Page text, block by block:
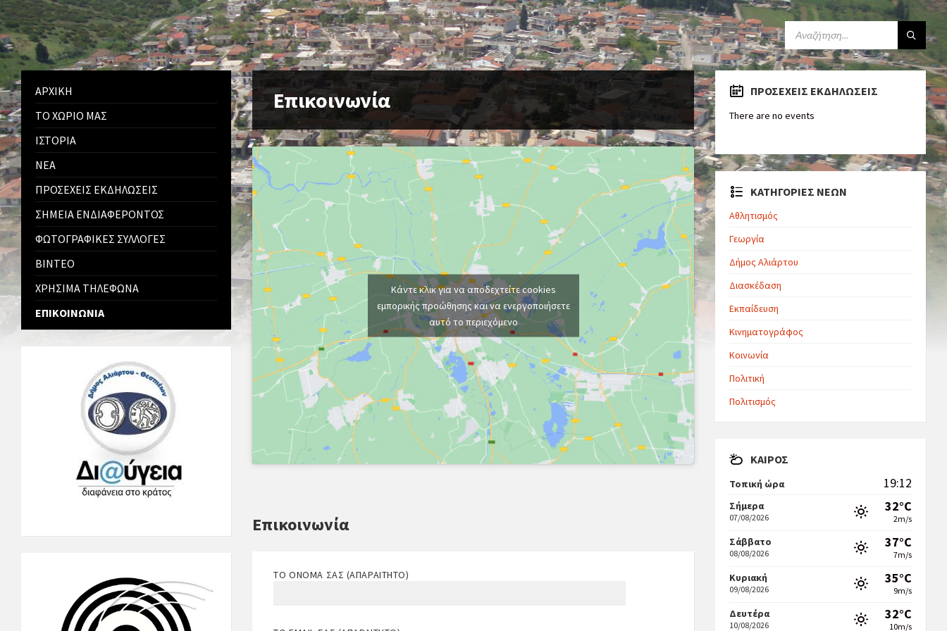
Επικοινωνία
Κάντε κλικ για να αποδεχτείτε cookies
εμπορικής προώθησης και να ενεργοποιήσετε
αυτό το περιεχόμενο
Επικοινωνία
ΤΟ ΌΝΟΜΆ ΣΑΣ (ΑΠΑΡΑΊΤΗΤΟ)
ΑΡΧΙΚΉ
ΤΟ ΧΩΡΙΌ ΜΑΣ
ΙΣΤΟΡΊΑ
ΝΈΑ
ΠΡΟΣΕΧΕΊΣ ΕΚΔΗΛΏΣΕΙΣ
ΣΗΜΕΊΑ ΕΝΔΙΑΦΈΡΟΝΤΟΣ
ΦΩΤΟΓΡΑΦΙΚΈΣ ΣΥΛΛΟΓΈΣ
ΒΊΝΤΕΟ
ΧΡΉΣΙΜΑ ΤΗΛΈΦΩΝΑ
ΕΠΙΚΟΙΝΩΝΊΑ
ΠΡΟΣΕΧΕΊΣ ΕΚΔΗΛΏΣΕΙΣ
There are no events
ΚΑΤΗΓΟΡΙΕΣ ΝΕΩΝ
Αθλητισμός
Γεωργία
Δήμος Αλιάρτου
Διασκέδαση
Εκπαίδευση
Κινηματογράφος
Κοινωνία
Πολιτική
Πολιτισμός
ΚΑΙΡΌΣ
Τοπική ώρα 19:12
Σήμερα
07/08/2026
32°C
2m/s
Σάββατο
08/08/2026
37°C
7m/s
Κυριακή
09/08/2026
35°C
9m/s
Δευτέρα
10/08/2026
32°C
10m/s